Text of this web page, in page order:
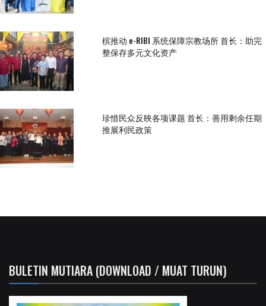
槟推动 e-RIBI 系统保障宗教场所 首长：助完
整保存多元文化资产
珍惜民众反映各项课题 首长：善用剩余任期
推展利民政策
BULETIN MUTIARA (DOWNLOAD / MUAT TURUN)